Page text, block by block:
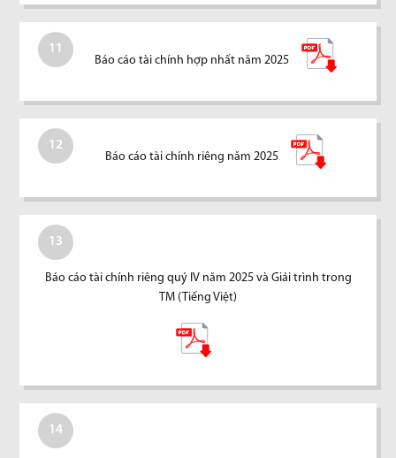
11
Báo cáo tài chính hợp nhất năm 2025
12
Báo cáo tài chính riêng năm 2025
13
Báo cáo tài chính riêng quý IV năm 2025 và Giải trình trong
TM (Tiếng Việt)
14